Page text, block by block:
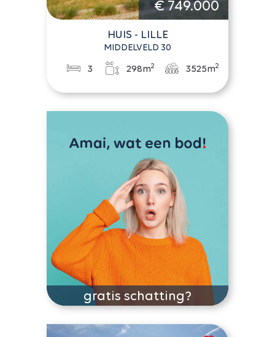
€ 749.000
HUIS - LILLE
MIDDELVELD 30
3 298m2 3525m2
gratis schatting?